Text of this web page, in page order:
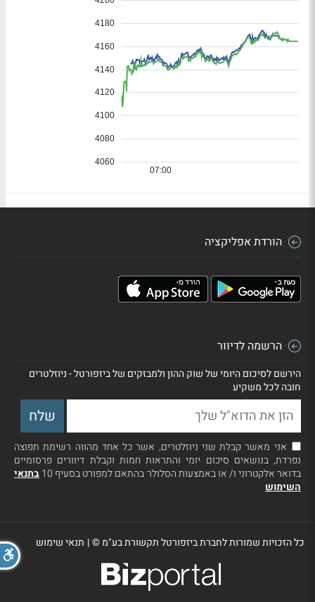
הורדת אפליקציה
הרשמה לדיוור
הירשם לסיכום היומי של שוק ההון ולמבזקים של ביזפורטל - ניוזלטרים
חובה לכל משקיע
אני מאשר קבלת שני ניוזלטרים, אשר כל אחד מהווה רשימת תפוצה
נפרדת, בנושאים סיכום יומי והתראות חמות וקבלת דיוורים פרסומיים
בדואר אלקטרוני ו/ או באמצעות הסלולר בהתאם למפורט בסעיף 10
בתנאי
השימוש
כל הזכויות שמורות לחברת ביזפורטל תקשורת בע"מ ©| תנאי שימוש